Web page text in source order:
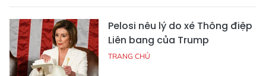
Pelosi nêu lý do xé Thông điệp
Liên bang của Trump
TRANG CHỦ